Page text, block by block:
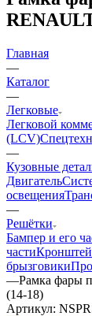
Главная
—
Каталог
—
Легковые
Легковой
(LCV)
—
Кузовные
Двигатель
освещения
—
Решётки
Бампер и его
части
брызговики
—Рамка фары
(14-18)
Артикул: